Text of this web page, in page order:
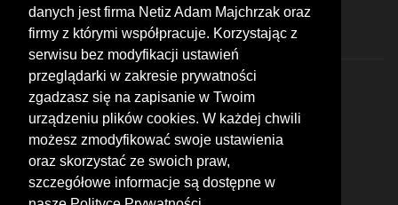
danych jest firma Netiz Adam Majchrzak oraz
firmy z którymi współpracuje. Korzystając z
serwisu bez modyfikacji ustawień
przeglądarki w zakresie prywatności
zgadzasz się na zapisanie w Twoim
urządzeniu plików cookies. W każdej chwili
możesz zmodyfikować swoje ustawienia
oraz skorzystać ze swoich praw,
szczegółowe informacje są dostępne w
© 2026 by MotoWhizzer.com
All rights reserved.